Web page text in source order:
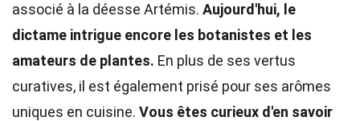
associé à la déesse Artémis. Aujourd'hui, le
dictame intrigue encore les botanistes et les
amateurs de plantes. En plus de ses vertus
curatives, il est également prisé pour ses arômes
uniques en cuisine. Vous êtes curieux d'en savoir